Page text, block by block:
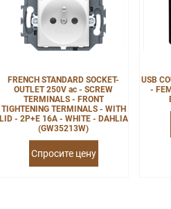
FRENCH STANDARD SOCKET-
OUTLET 250V ac - SCREW
TERMINALS - FRONT
TIGHTENING TERMINALS - WITH
LID - 2P+E 16A - WHITE - DAHLIA
(GW35213W)
Спросите цену
USB
-